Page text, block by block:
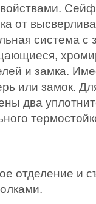
от
система
и замка.
или замок.
два
отделение и